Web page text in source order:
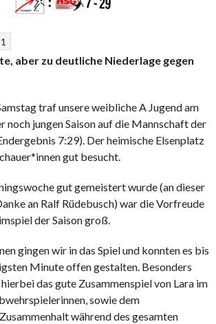
aber zu deutliche Niederlage gegen
traf unsere weibliche A Jugend am
noch jungen Saison auf die Mannschaft der
7:29). Der heimische Elsenplatz
gut besucht.
gut gemeistert wurde (an dieser
an Ralf Rüdebusch) war die Vorfreude
der Saison groß.
gingen wir in das Spiel und konnten es bis
Minute offen gestalten. Besonders
das gute Zusammenspiel von Lara im
sowie dem
während des gesamten